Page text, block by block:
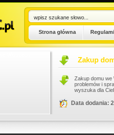
Strona główna
Zakup domu we
Zakup domu we
problemów i sprawnie.
wyszuka dla Ciebie
Data dodania: